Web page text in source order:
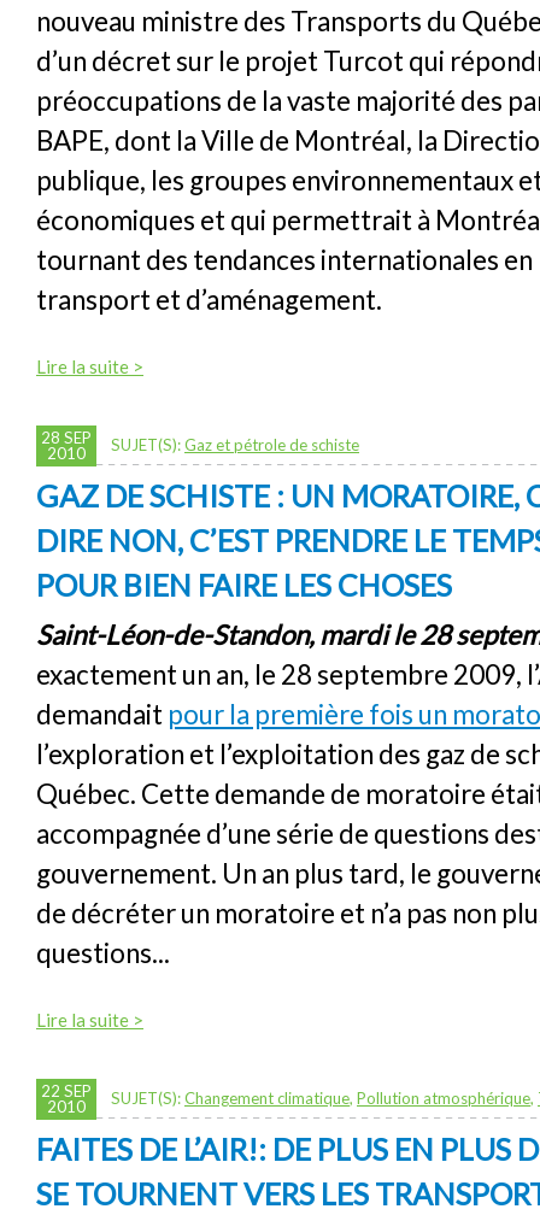
nouveau ministre des Transports du
d’un décret sur le projet Turcot qui
préoccupations de la vaste majorité des
BAPE, dont la Ville de Montréal, la
publique, les groupes environnementaux
économiques et qui permettrait à
tournant des tendances internationales
transport et d’aménagement.
Lire la suite >
28 SEP
2010
SUJET(S):Gaz et pétrole de schiste
GAZ DE SCHISTE : UN MORATOIRE,
DIRE NON, C’EST PRENDRE LE
POUR BIEN FAIRE LES CHOSES
Saint-Léon-de-Standon, mardi le 28
exactement un an, le 28 septembre 2009,
demandait pour la première fois un
l’exploration et l’exploitation des gaz de
Québec. Cette demande de moratoire
accompagnée d’une série de questions
gouvernement. Un an plus tard, le
de décréter un moratoire et n’a pas non
questions...
Lire la suite >
22 SEP
2010
SUJET(S):Changement climatique, Pollution atmosphérique,
FAITES DE L’AIR!: DE PLUS EN PLUS
SE TOURNENT VERS LES